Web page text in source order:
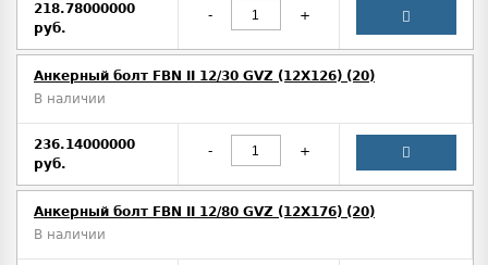
218.78000000
руб.
- +
Анкерный болт FBN II 12/30 GVZ (12X126) (20)
В наличии
236.14000000
руб.
- +
Анкерный болт FBN II 12/80 GVZ (12X176) (20)
В наличии